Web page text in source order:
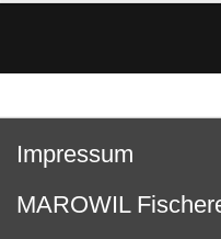
Impressum
MAROWIL